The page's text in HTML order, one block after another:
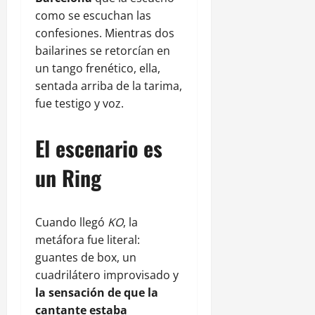
como se escuchan las
confesiones. Mientras dos
bailarines se retorcían en
un tango frenético, ella,
sentada arriba de la tarima,
fue testigo y voz.
El escenario es
un Ring
Cuando llegó KO, la
metáfora fue literal:
guantes de box, un
cuadrilátero improvisado y
la sensación de que la
cantante estaba